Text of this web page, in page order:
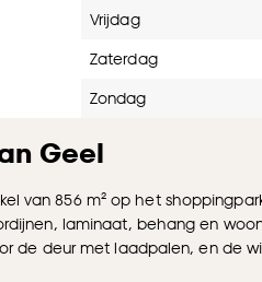
Vrijdag
Zaterdag
Zondag
Geel
van 856 m² op het
laminaat, behang en
de deur met laadpalen, en de